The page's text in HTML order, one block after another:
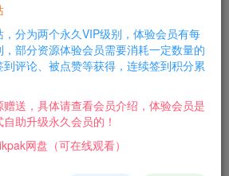
文章：
使用教程（附黑五pikpak折扣活动）
分为两个永久VIP级别，体验会员有每
部分资源体验会员需要消耗一定数量的
评论、被点赞等获得，连续签到积分累
送，具体请查看会员介绍，体验会员是
助升级永久会员的！
网盘（可在线观看）